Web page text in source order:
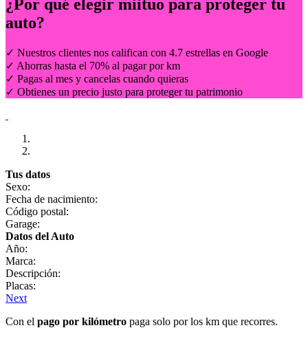
¿Por qué elegir miituo para proteger tu
auto?
✓ Nuestros clientes nos califican con 4.7 estrellas en Google
✓ Ahorras hasta el 70% al pagar por km
✓ Pagas al mes y cancelas cuando quieras
✓ Obtienes un precio justo para proteger tu patrimonio
Tus datos
Sexo:
Fecha de nacimiento:
Código postal:
Garage:
Datos del Auto
Año:
Marca:
Descripción:
Placas:
Next
Con el pago por kilómetro paga solo por los km que recorres.